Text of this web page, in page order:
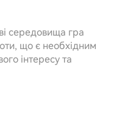
середовища гра
що є необхідним
інтересу та